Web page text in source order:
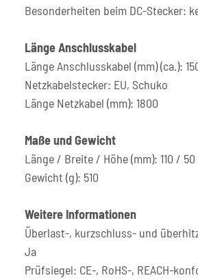
Besonderheiten beim DC-Stecker:
Länge Anschlusskabel
Länge Anschlusskabel (mm) (ca.):
Netzkabelstecker: EU, Schuko
Länge Netzkabel (mm): 1800
Maße und Gewicht
Länge / Breite / Höhe (mm): 110 /
Gewicht (g): 510
Weitere Informationen
Überlast-, kurzschluss- und
Ja
Prüfsiegel: CE-, RoHS-, REACH-